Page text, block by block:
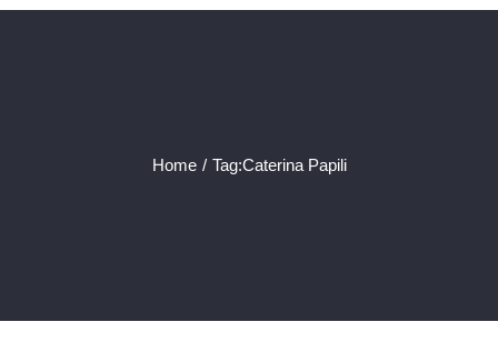
Home / Tag:Caterina Papili